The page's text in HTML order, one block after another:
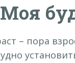
– пора